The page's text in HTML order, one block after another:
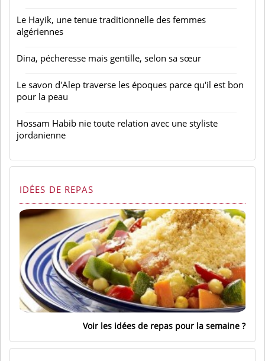
Le Hayik, une tenue traditionnelle des femmes
algériennes
Dina, pécheresse mais gentille, selon sa sœur
Le savon d'Alep traverse les époques parce qu'il est bon
pour la peau
Hossam Habib nie toute relation avec une styliste
jordanienne
IDÉES DE REPAS
Voir les idées de repas pour la semaine